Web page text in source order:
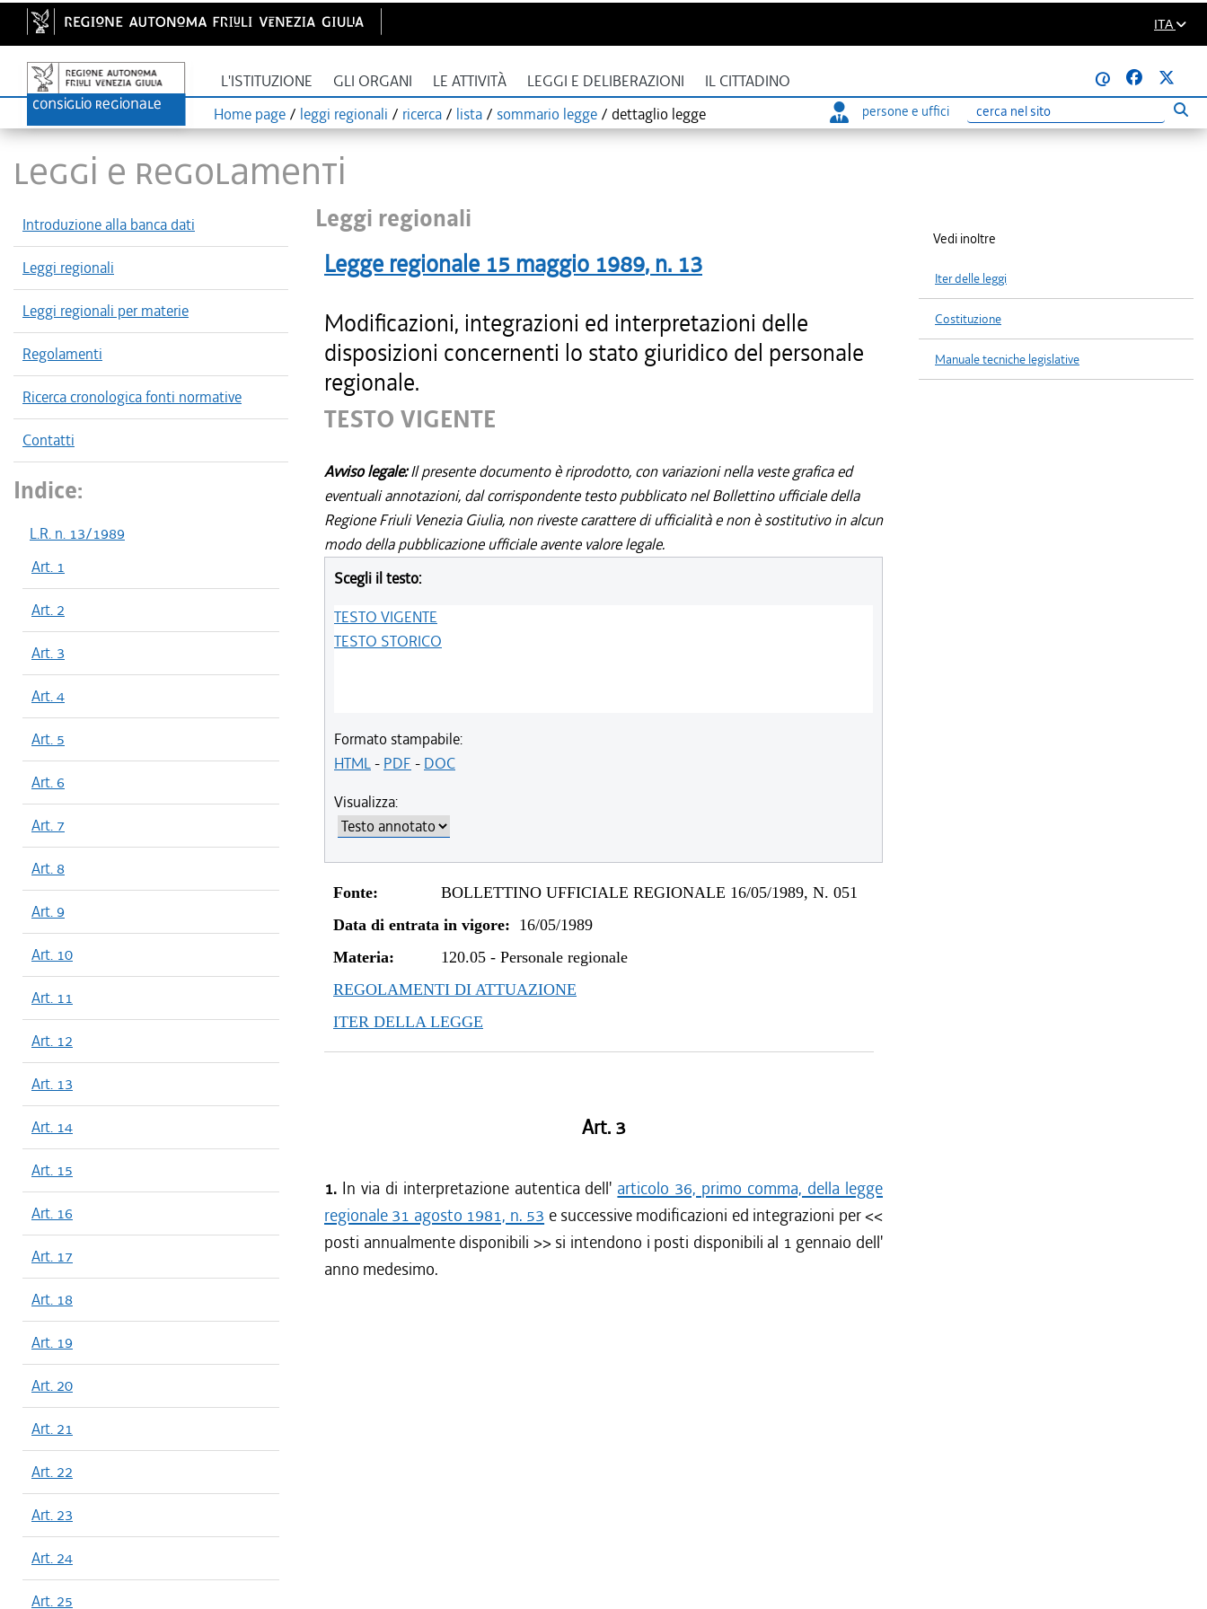
ITA
L'ISTITUZIONE GLI ORGANI LE ATTIVITÀ LEGGI E DELIBERAZIONI IL CITTADINO
@
Home page / leggi regionali / ricerca / lista / sommario legge / dettaglio legge persone e uffici
Ricerca
LEGGI E REGOLAMENTI
Introduzione alla banca dati
Leggi regionali
Leggi regionali per materie
Regolamenti
Ricerca cronologica fonti normative
Contatti
Indice:
L.R. n. 13/1989
Art. 1
Art. 2
Art. 3
Art. 4
Art. 5
Art. 6
Art. 7
Art. 8
Art. 9
Art. 10
Art. 11
Art. 12
Art. 13
Art. 14
Art. 15
Art. 16
Art. 17
Art. 18
Art. 19
Art. 20
Art. 21
Art. 22
Art. 23
Art. 24
Art. 25
Leggi regionali
Legge regionale 15 maggio 1989, n. 13
Modificazioni, integrazioni ed interpretazioni delle
disposizioni concernenti lo stato giuridico del personale
regionale.
TESTO VIGENTE
Avviso legale:Il presente documento è riprodotto, con variazioni nella veste grafica ed
eventuali annotazioni, dal corrispondente testo pubblicato nel Bollettino ufficiale della
Regione Friuli Venezia Giulia, non riveste carattere di ufficialità e non è sostitutivo in alcun
modo della pubblicazione ufficiale avente valore legale.
Scegli il testo:
TESTO VIGENTE
TESTO STORICO
Formato stampabile:
HTML- PDF - DOC
Visualizza:
Fonte:
BOLLETTINO UFFICIALE REGIONALE 16/05/1989, N. 051
Data di entrata in vigore: 16/05/1989
Materia:
120.05 -Personale regionale
REGOLAMENTI DI ATTUAZIONE
ITER DELLA LEGGE
Art. 3
1. In via di interpretazione autentica dell' articolo 36, primo comma, della legge
regionale 31 agosto 1981, n. 53 e successive modificazioni ed integrazioni per <<
posti annualmente disponibili >> si intendono i posti disponibili al 1 gennaio dell'
anno medesimo.
Vedi inoltre
Iter delle leggi
Costituzione
Manuale tecniche legislative